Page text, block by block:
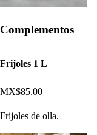
Complementos
Frijoles 1 L
MX$85.00
Frijoles de olla.